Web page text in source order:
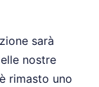
sarà
nostre
rimasto uno